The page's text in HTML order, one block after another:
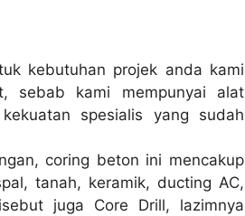
kebutuhan projek anda kami
sebab kami mempunyai alat
spesialis yang sudah
coring beton ini mencakup
tanah, keramik, ducting AC,
juga Core Drill, lazimnya